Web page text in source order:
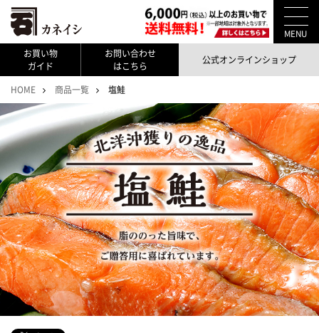
MENU
お買い物
ガイド
お問い合わせ
はこちら
公式オンラインショップ
HOME 商品一覧 塩鮭